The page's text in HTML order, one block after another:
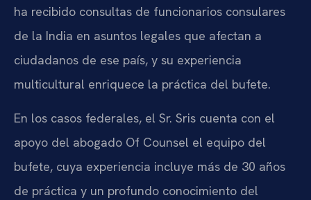
ha recibido consultas de funcionarios consulares
de la India en asuntos legales que afectan a
ciudadanos de ese país, y su experiencia
multicultural enriquece la práctica del bufete.
En los casos federales, el Sr. Sris cuenta con el
apoyo del abogado Of Counsel el equipo del
bufete, cuya experiencia incluye más de 30 años
de práctica y un profundo conocimiento del